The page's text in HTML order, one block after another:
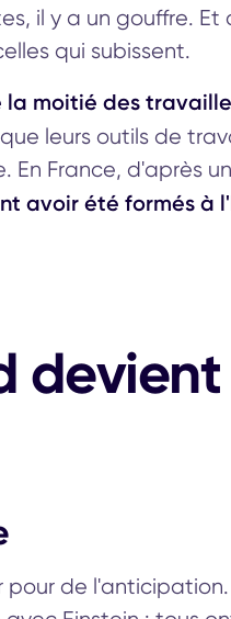
il y a un gouffre. Et
qui subissent.
la moitié des
leurs outils de
En France, d'après
avoir été formés à
devient
pour de